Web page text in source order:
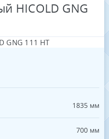
HICOLD GNG
1835 мм
700 мм